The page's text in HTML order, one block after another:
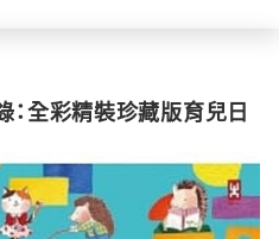
全彩精裝珍藏版育兒日